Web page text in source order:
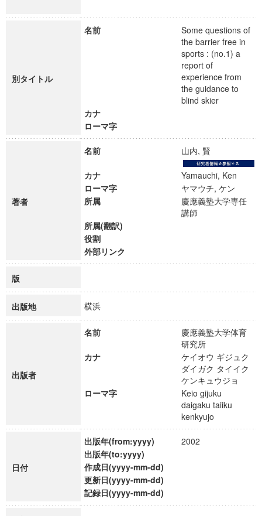
別タイトル
名前
Some questions of
the barrier free in
sports : (no.1) a
report of
experience from
the guidance to
blind skier
カナ
ローマ字
著者
名前 山内, 賢
カナ
Yamauchi, Ken
ローマ字
ヤマウチ, ケン
所属
慶應義塾大学専任
講師
所属(翻訳)
役割
外部リンク
版
出版地 横浜
出版者
名前
慶應義塾大学体育
研究所
カナ
ケイオウ ギジュク
ダイガク タイイク
ケンキュウジョ
ローマ字
Keio gijuku
daigaku taiiku
kenkyujo
日付
出版年(from:yyyy)
2002
出版年(to:yyyy)
作成日(yyyy-mm-dd)
更新日(yyyy-mm-dd)
記録日(yyyy-mm-dd)